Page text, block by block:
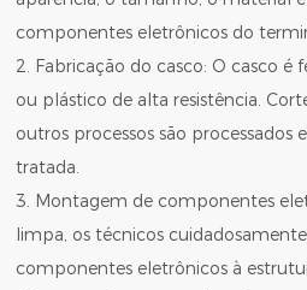
componentes eletrônicos do
2. Fabricação do casco: O casco é
ou plástico de alta resistência.
outros processos são processados
tratada.
3. Montagem de componentes
limpa, os técnicos
componentes eletrônicos à